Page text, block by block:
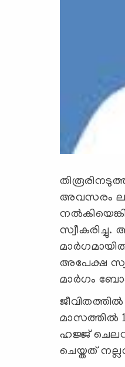
അവസരം
അപേക്ഷ
മാര്‍ഗം
മാസത്തില്‍
ഹജ്ജ്
ചെയ്തത്